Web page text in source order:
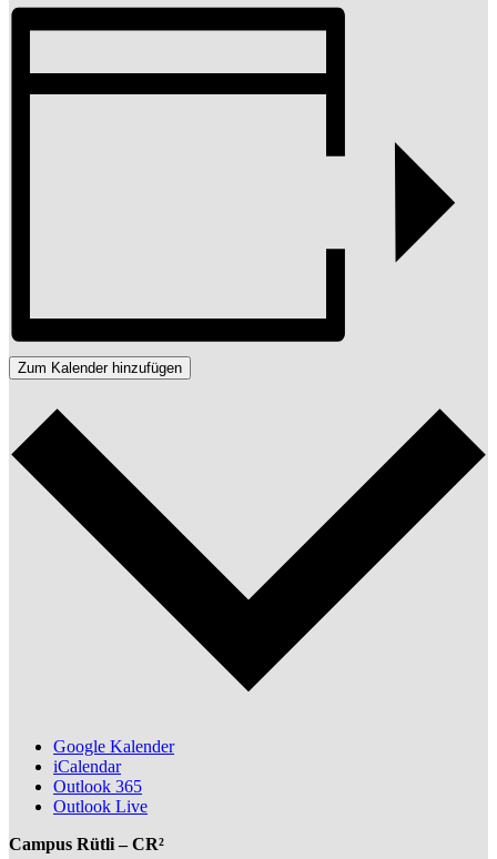
Zum Kalender hinzufügen
Google Kalender
iCalendar
Outlook 365
Outlook Live
Campus Rütli – CR²